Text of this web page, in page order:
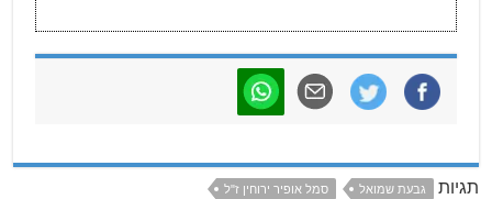
תגיות גבעת שמואל סמל אופיר ירוחין ז"ל